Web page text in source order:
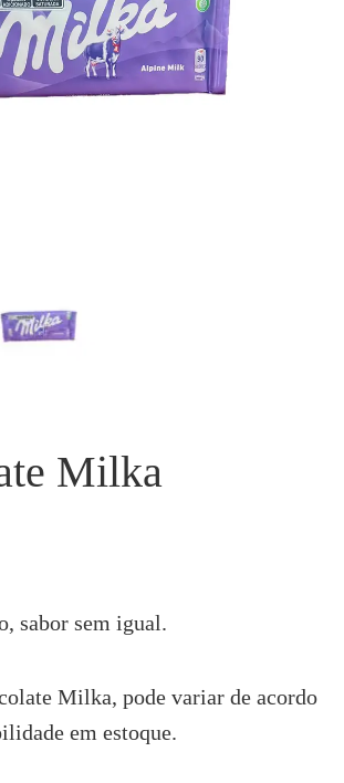
Milka
sabor sem igual.
Milka, pode variar de acordo
em estoque.